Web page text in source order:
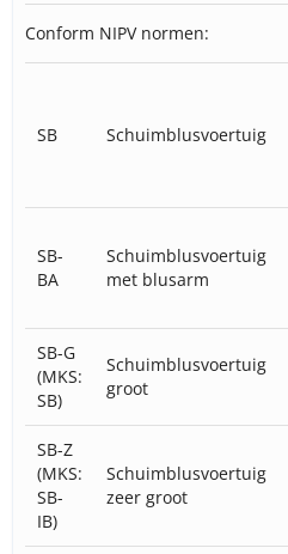
Conform NIPV normen:
SB Schuimblusvoertuig
SB-
BA
Schuimblusvoertuig
met blusarm
SB-G
(MKS:
SB)
Schuimblusvoertuig
groot
SB-Z
(MKS:
SB-
IB)
Schuimblusvoertuig
zeer groot